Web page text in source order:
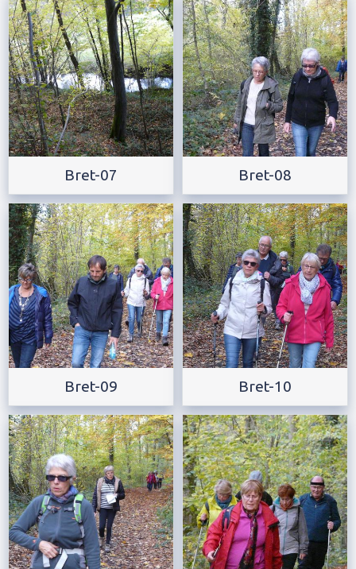
Bret-07 Bret-08
Bret-09 Bret-10